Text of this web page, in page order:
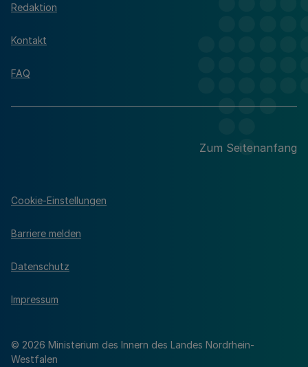
Redaktion
Kontakt
FAQ
Zum Seitenanfang
© 2026 Ministerium des Innern des Landes Nordrhein-
Westfalen
Cookie-Einstellungen
Barriere melden
Datenschutz
Impressum